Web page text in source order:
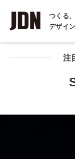
つくる
デザイ
インタビュー
注